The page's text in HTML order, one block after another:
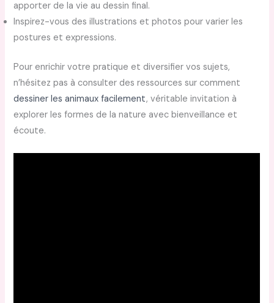
apporter de la vie au dessin final.
Inspirez-vous des illustrations et photos pour varier les
postures et expressions.
Pour enrichir votre pratique et diversifier vos sujets,
n’hésitez pas à consulter des ressources sur comment
dessiner les animaux facilement, véritable invitation à
explorer les formes de la nature avec bienveillance et
écoute.